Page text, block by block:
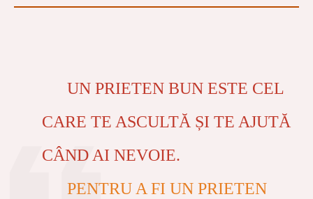
UN PRIETEN BUN ESTE CEL
CARE TE ASCULTĂ ȘI TE AJUTĂ
CÂND AI NEVOIE.
PENTRU A FI UN PRIETEN